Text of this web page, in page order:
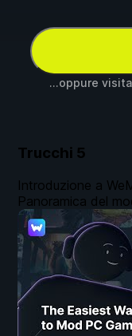
...oppure
Trucchi 5
Introduzione a
Panoramica del